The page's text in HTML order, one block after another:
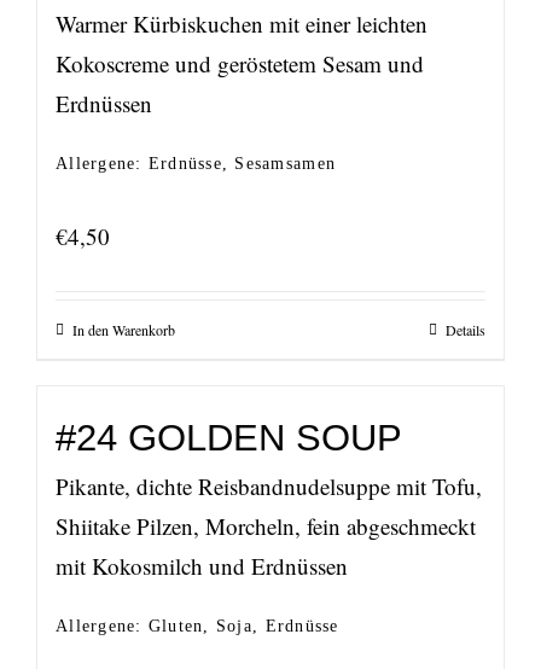
Warmer Kürbiskuchen mit einer leichten
Kokoscreme und geröstetem Sesam und
Erdnüssen
Allergene: Erdnüsse, Sesamsamen
€4,50
In den Warenkorb Details
#24 GOLDEN SOUP
Pikante, dichte Reisbandnudelsuppe mit Tofu,
Shiitake Pilzen, Morcheln, fein abgeschmeckt
mit Kokosmilch und Erdnüssen
Allergene: Gluten, Soja, Erdnüsse